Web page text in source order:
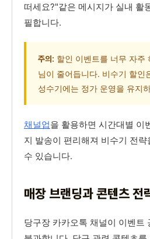
떠세요?"같은 메시지가 실내 활
필합니다.
주의: 할인 이벤트를 너무 자주
님이 줄어듭니다. 비수기 할인
성수기에는 정가 운영을 유지
채널업을 활용하면 시간대별 이
지 발송이 편리해져 비수기 전
수 있습니다.
매장 브랜딩과 콘텐츠 전
당구장 카카오톡 채널이 이벤트